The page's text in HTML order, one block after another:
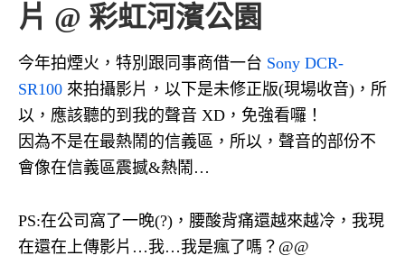
片 @ 彩虹河濱公園
今年拍煙火，特別跟同事商借一台 Sony DCR-
SR100 來拍攝影片，以下是未修正版(現場收音)，所
以，應該聽的到我的聲音 XD，免強看囉！
因為不是在最熱鬧的信義區，所以，聲音的部份不
會像在信義區震撼&熱鬧…
PS:在公司窩了一晚(?)，腰酸背痛還越來越冷，我現
在還在上傳影片…我…我是瘋了嗎？@@